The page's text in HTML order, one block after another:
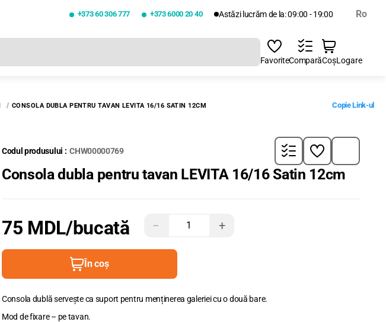
+373 60 306 777 +373 6000 20 40 Astăzi lucrăm de la: 09:00 - 19:00 Ro
FavoriteComparăCoșLogare
CONSOLA DUBLA PENTRU TAVAN LEVITA 16/16 SATIN 12CM Copie Link-ul
Codul produsului : CHW00000769
Consola dubla pentru tavan LEVITA 16/16 Satin 12cm
75 MDL/bucată − +
În coș
Consola dublă servește ca suport pentru menținerea galeriei cu o două bare.
Mod de fixare – pe tavan.